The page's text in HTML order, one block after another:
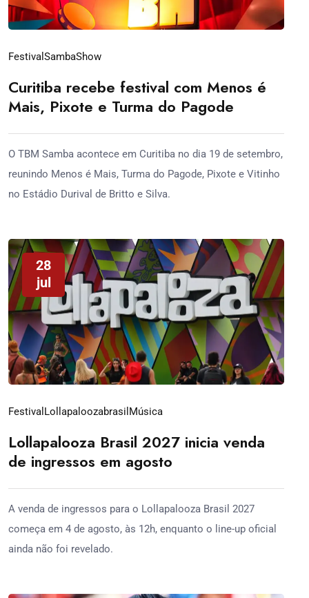
Festival SambaShow
Curitiba recebe festival com Menos é
Mais, Pixote e Turma do Pagode
O TBM Samba acontece em Curitiba no dia 19 de setembro,
reunindo Menos é Mais, Turma do Pagode, Pixote e Vitinho
no Estádio Durival de Britto e Silva.
28
jul
Festival Lollapaloozabrasil Música
Lollapalooza Brasil 2027 inicia venda
de ingressos em agosto
A venda de ingressos para o Lollapalooza Brasil 2027
começa em 4 de agosto, às 12h, enquanto o line-up oficial
ainda não foi revelado.